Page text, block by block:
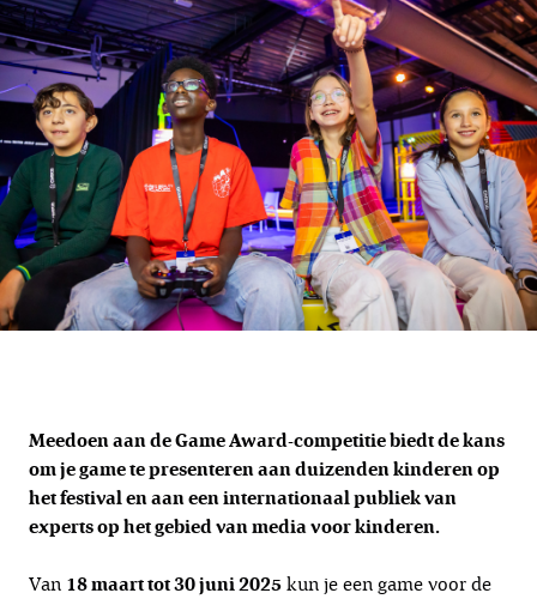
Meedoen aan de Game Award-competitie biedt de kans
om je game te presenteren aan duizenden kinderen op
het festival en aan een internationaal publiek van
experts op het gebied van media voor kinderen.
Van 18 maart tot 30 juni 2025kun je een game voor de